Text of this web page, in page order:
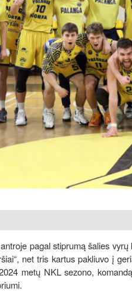
pagal stiprumą šalies
net tris kartus pakliuvo į
metų NKL sezono,